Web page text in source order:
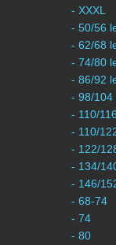
- XXXL
- 50/56
- 62/68
- 74/80
- 86/92
- 98/104
- 110/
- 110/
- 122/
- 134/
- 146/
- 68-74
- 74
- 80